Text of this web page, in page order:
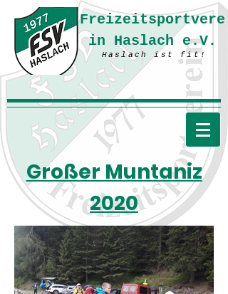
Freizeitsportvere
in Haslach e.V.
Haslach ist fit!
Großer Muntaniz
2020